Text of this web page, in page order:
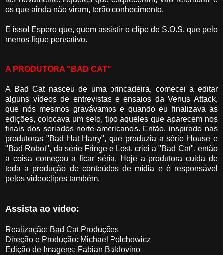
os que ainda não viram, terão conhecimento.
É isso! Espero que, quem assistir o clipe de S.O.S. que pelo
menos fique pensativo.
A PRODUTORA "BAD CAT"
A Bad Cat nasceu de uma brincadeira, comecei a editar
alguns vídeos de entrevistas e ensaios da Venus Attack,
que nós mesmos gravávamos e quando eu finalizava as
edições, colocava um selo, tipo aqueles que aparecem nos
finais dos seriados norte-americanos. Então, inspirado nas
produtoras "Bad Hat Harry", que produzia a série House e
"Bad Robot", da série Fringe e Lost, criei a "Bad Cat", então
a coisa começou a ficar séria. Hoje a produtora cuida de
toda a produção de conteúdos de mídia e é responsável
pelos videoclipes também.
Assista ao vídeo:
Realização: Bad Cat Produções
Direção e Produção: Michael Polchowicz
Edição de Imagens: Fabian Baldovino